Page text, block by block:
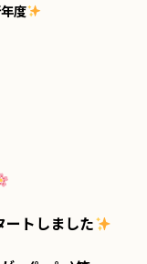
度
ートしました